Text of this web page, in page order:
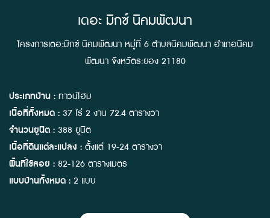
เดอะ มิกซ์ นิคมพัฒนา
โครงการเดอะมิกซ์ นิคมพัฒนา หมู่ที่ 6 ตำบลนิคมพัฒนา อำเภอนิคม
พัฒนา จังหวัดระยอง 21180
ประเภทบ้าน : ทาวน์โฮม
เนื้อที่ทั้งหมด : 37 ไร่ 2 งาน 72.4 ตารางวา
จำนวนยูนิต : 388 ยูนิต
เนื้อที่ดินแต่ละแปลง : ตั้งแต่ 19-24 ตารางวา
พื้นที่ใช้สอย : 82-126 ตารางเมตร
แบบบ้านทั้งหมด : 2 แบบ